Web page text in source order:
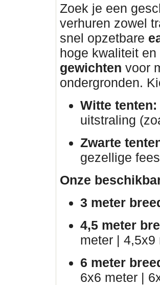
Zoek je een
verhuren zowel
snel opzetbare
hoge kwaliteit
gewichten voor
ondergronden.
Witte tenten:
uitstraling
Zwarte
gezellige
Onze
3 meter
4,5 meter
meter | 4,5x9
6 meter
6x6 meter |